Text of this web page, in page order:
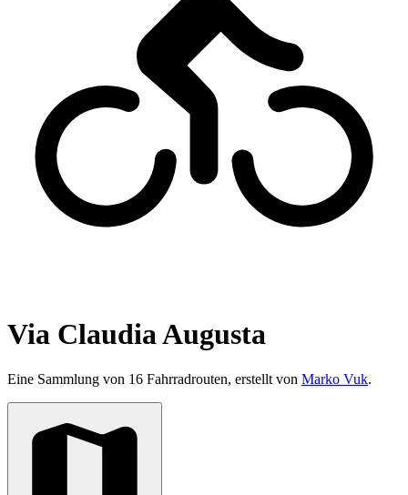
Via Claudia Augusta
Eine Sammlung von 16 Fahrradrouten, erstellt von Marko Vuk.